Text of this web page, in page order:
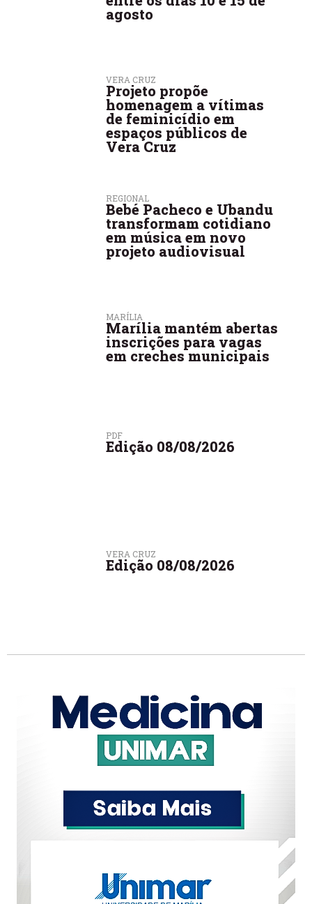
agosto
VERA CRUZ
Projeto propõe
homenagem a vítimas
de feminicídio em
espaços públicos de
Vera Cruz
REGIONAL
Bebé Pacheco e Ubandu
transformam cotidiano
em música em novo
projeto audiovisual
MARÍLIA
Marília mantém abertas
inscrições para vagas
em creches municipais
PDF
Edição 08/08/2026
VERA CRUZ
Edição 08/08/2026